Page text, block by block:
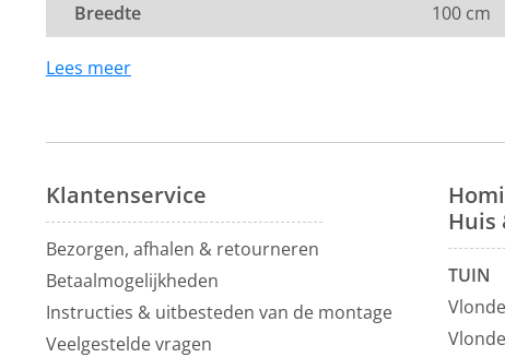
Breedte
100 cm
Lees meer
Klantenservice
Bezorgen, afhalen & retourneren
Betaalmogelijkheden
Instructies & uitbesteden van de montage
Veelgestelde vragen
Huis
TUIN